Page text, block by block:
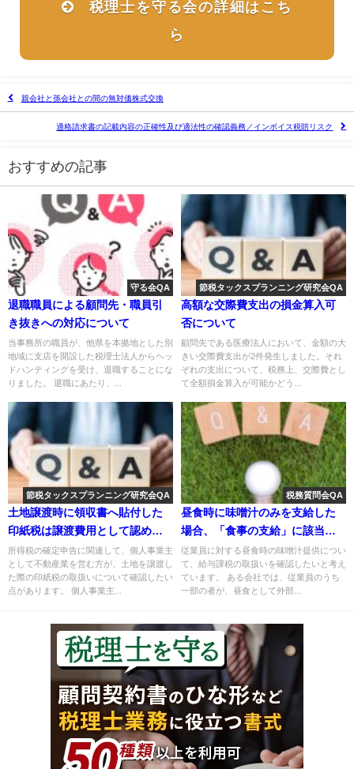
税理士を守る会の詳細はこち
ら
親会社と孫会社との間の無対価株式交換
適格請求書の記載内容の正確性及び適法性の確認義務／インボイス税賠リスク
おすすめの記事
守る会QA
退職職員による顧問先・職員引
き抜きへの対応について
当事務所の職員が、他県を本拠地とした別
地域に支店を開設した税理士法人からヘッ
ドハンティングを受け、退職することにな
りました。 退職にあたり、...
節税タックスプランニング研究会QA
高額な交際費支出の損金算入可
否について
顧問先である医療法人において、金額の大
きい交際費支出が2件発生しました。それ
ぞれの支出について、税務上、交際費とし
て全額損金算入が可能かどう...
節税タックスプランニング研究会QA
土地譲渡時に領収書へ貼付した
印紙税は譲渡費用として認めら
れるか
所得税の確定申告に関連して、個人事業主
として不動産業を営む方が、土地を譲渡し
た際の印紙税の取扱いについて確認したい
点があります。 個人事業主...
税務質問会QA
昼食時に味噌汁のみを支給した
場合、「食事の支給」に該当す
るか
従業員に対する昼食時の味噌汁提供につい
て、給与課税の取扱いを確認したいと考え
ています。 ある会社では、従業員のうち
一部の者が、昼食として外部...